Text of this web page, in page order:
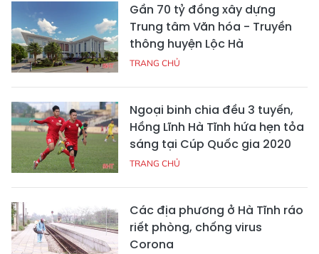
Gần 70 tỷ đồng xây dựng
Trung tâm Văn hóa - Truyền
thông huyện Lộc Hà
TRANG CHỦ
Ngoại binh chia đều 3 tuyến,
Hồng Lĩnh Hà Tĩnh hứa hẹn tỏa
sáng tại Cúp Quốc gia 2020
TRANG CHỦ
Các địa phương ở Hà Tĩnh ráo
riết phòng, chống virus
Corona